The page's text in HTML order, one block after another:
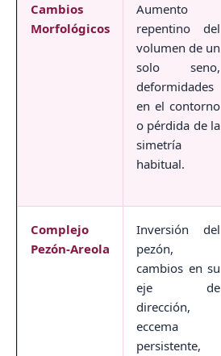
Cambios
Morfológicos
Aumento
repentino del
volumen de un
solo seno,
deformidades
en el contorno
o pérdida de la
simetría
habitual.
Complejo
Pezón-Areola
Inversión del
pezón,
cambios en su
eje de
dirección,
eccema
persistente,